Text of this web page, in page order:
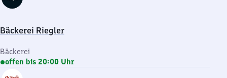
Bäckerei Riegler
Bäckerei
offen bis 20:00 Uhr